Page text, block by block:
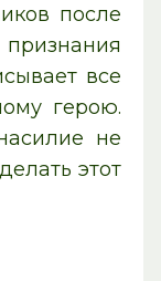
после
все
герою.
не
этот